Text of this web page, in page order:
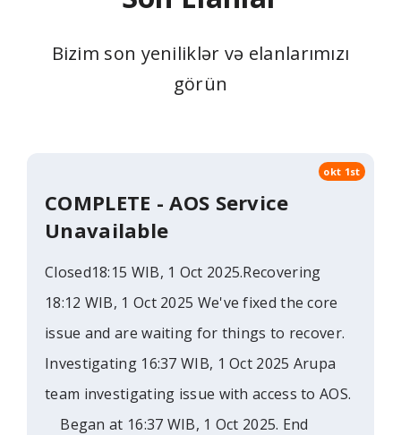
Bizim son yeniliklər və elanlarımızı
görün
COMPLETE - AOS Service
Unavailable
Closed18:15 WIB, 1 Oct 2025.Recovering
18:12 WIB, 1 Oct 2025 We've fixed the core
issue and are waiting for things to recover.
Investigating 16:37 WIB, 1 Oct 2025 Arupa
team investigating issue with access to AOS.
Began at 16:37 WIB, 1 Oct 2025. End
okt 1st